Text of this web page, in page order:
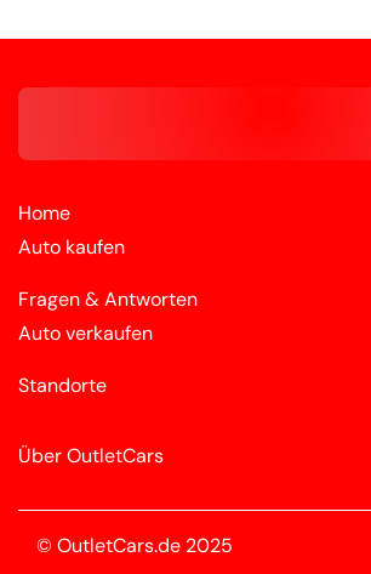
Home
Auto kaufen
Fragen & Antworten
Auto verkaufen
Standorte
Über OutletCars
© OutletCars.de 2025